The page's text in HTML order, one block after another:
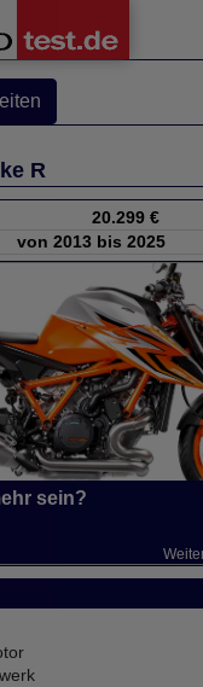
R
20.299 €
von 2013 bis 2025
sein?